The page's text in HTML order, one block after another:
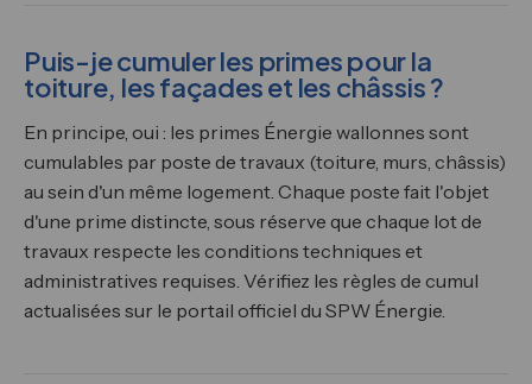
Puis-je cumuler les primes pour la
toiture, les façades et les châssis ?
En principe, oui : les primes Énergie wallonnes sont
cumulables par poste de travaux (toiture, murs, châssis)
au sein d'un même logement. Chaque poste fait l'objet
d'une prime distincte, sous réserve que chaque lot de
travaux respecte les conditions techniques et
administratives requises. Vérifiez les règles de cumul
actualisées sur le portail officiel du SPW Énergie.